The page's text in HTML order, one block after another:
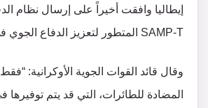
إيطاليا وافقت أخيراً على إرسال نظام
SAMP-T المتطور لتعزيز الدفاع الجوي في كييف.
وقال قائد القوات الجوية الأوكرانية:
المضادة للطائرات، التي قد يتم توفيرها